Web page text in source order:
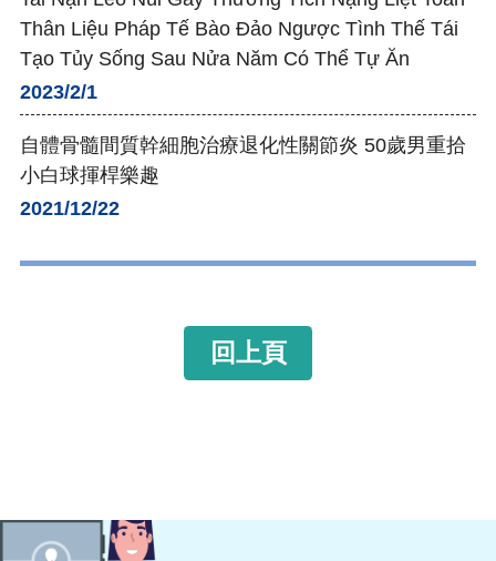
Thân Liệu Pháp Tế Bào Đảo Ngược Tình Thế Tái
Tạo Tủy Sống Sau Nửa Năm Có Thể Tự Ăn
2023/2/1
自體骨髓間質幹細胞治療退化性關節炎 50歲男重拾
小白球揮桿樂趣
2021/12/22
回上頁